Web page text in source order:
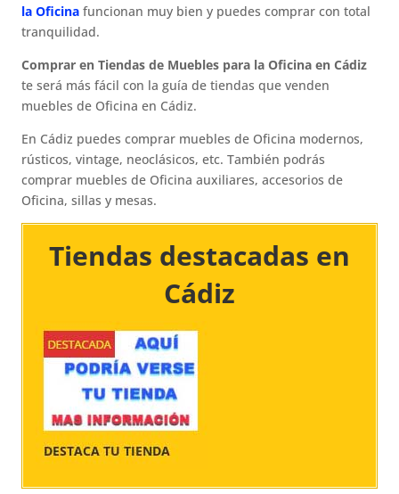
la Oficina funcionan muy bien y puedes comprar con total
tranquilidad.
Comprar en Tiendas de Muebles para la Oficina en Cádiz
te será más fácil con la guía de tiendas que venden
muebles de Oficina en Cádiz.
En Cádiz puedes comprar muebles de Oficina modernos,
rústicos, vintage, neoclásicos, etc. También podrás
comprar muebles de Oficina auxiliares, accesorios de
Oficina, sillas y mesas.
Tiendas destacadas en
Cádiz​​​​​​​